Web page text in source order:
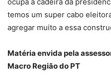
temos um super cabo
agregar muito a essa
Matéria envida pela
Macro Região do PT